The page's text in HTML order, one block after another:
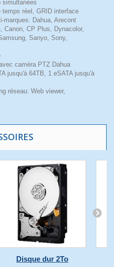
simultanées
réel, GRID interface
marques: Dahua, Arecont
CP Plus, Dynacolor,
Sanyo, Sony,
caméra PTZ Dahua
jusqu'à 64TB, 1 eSATA jusqu'à
réseau: Web viewer,
Disque dur 2To